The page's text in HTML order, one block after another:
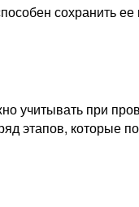
сохранить
учитывать при
этапов, которые